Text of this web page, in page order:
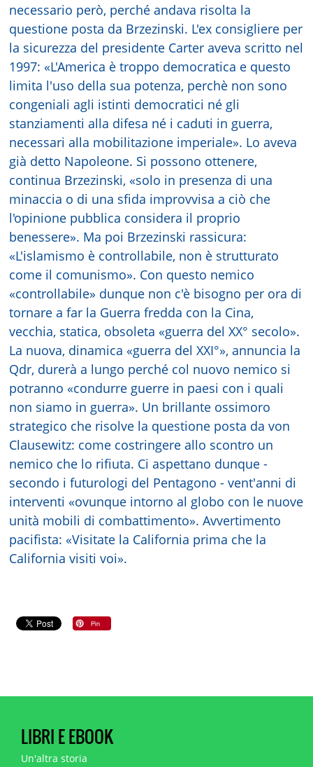
necessario però, perché andava risolta la
questione posta da Brzezinski. L'ex consigliere per
la sicurezza del presidente Carter aveva scritto nel
1997: «L'America è troppo democratica e questo
limita l'uso della sua potenza, perchè non sono
congeniali agli istinti democratici né gli
stanziamenti alla difesa né i caduti in guerra,
necessari alla mobilitazione imperiale». Lo aveva
già detto Napoleone. Si possono ottenere,
continua Brzezinski, «solo in presenza di una
minaccia o di una sfida improvvisa a ciò che
l'opinione pubblica considera il proprio
benessere». Ma poi Brzezinski rassicura:
«L'islamismo è controllabile, non è strutturato
come il comunismo». Con questo nemico
«controllabile» dunque non c'è bisogno per ora di
tornare a far la Guerra fredda con la Cina,
vecchia, statica, obsoleta «guerra del XX° secolo».
La nuova, dinamica «guerra del XXI°», annuncia la
Qdr, durerà a lungo perché col nuovo nemico si
potranno «condurre guerre in paesi con i quali
non siamo in guerra». Un brillante ossimoro
strategico che risolve la questione posta da von
Clausewitz: come costringere allo scontro un
nemico che lo rifiuta. Ci aspettano dunque -
secondo i futurologi del Pentagono - vent'anni di
interventi «ovunque intorno al globo con le nuove
unità mobili di combattimento». Avvertimento
pacifista: «Visitate la California prima che la
California visiti voi».
LIBRI E EBOOK
Un'altra storia